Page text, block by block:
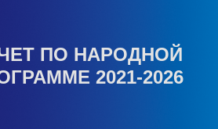
ПО НАРОДНОЙ
2021-2026